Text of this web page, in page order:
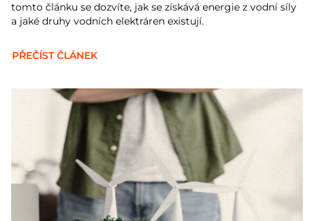
tomto článku se dozvíte, jak se získává energie z vodní síly
a jaké druhy vodních elektráren existují.
PŘEČÍST ČLÁNEK